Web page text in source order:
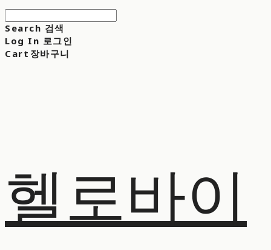
Search 검색
Log In 로그인
Cart 장바구니
헬로바이